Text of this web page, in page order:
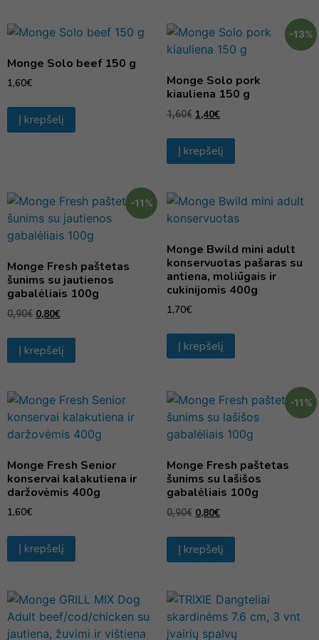
Monge Solo beef 150 g
1,60€
Į krepšelį
-13%
Monge Solo pork
kiauliena 150 g
1,60€ 1,40€
Į krepšelį
-11%
Monge Fresh paštetas
šunims su jautienos
gabalėliais 100g
0,90€ 0,80€
Į krepšelį
Monge Bwild mini adult
konservuotas pašaras su
antiena, moliūgais ir
cukinijomis 400g
1,70€
Į krepšelį
Monge Fresh Senior
konservai kalakutiena ir
daržovėmis 400g
1,60€
Į krepšelį
-11%
Monge Fresh paštetas
šunims su lašišos
gabalėliais 100g
0,90€ 0,80€
Į krepšelį